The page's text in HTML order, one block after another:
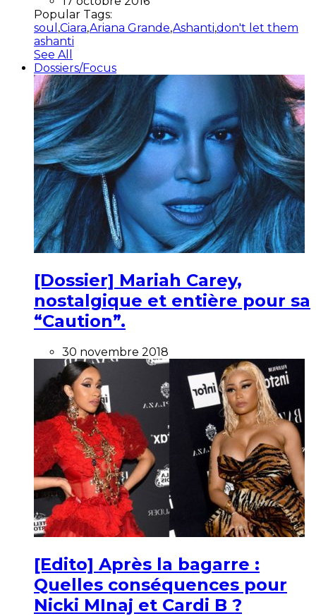
Popular Tags:
soul ,Ciara,Ariana Grande,Ashanti,don't let them
ashanti
See All
Dossiers/Focus
[Dossier] Mariah Carey,
nostalgique et entière pour sa
“Caution”.
30 novembre 2018
[Edito] Après la bagarre :
Quelles conséquences pour
Nicki MInaj et Cardi B ?